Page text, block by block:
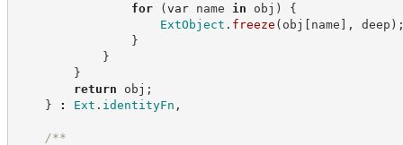
for
(var name in obj )
{
ExtObject . freeze ( obj [ name ] , deep )
}
}
}
return obj ;
}
: Ext . identityFn ,
/**